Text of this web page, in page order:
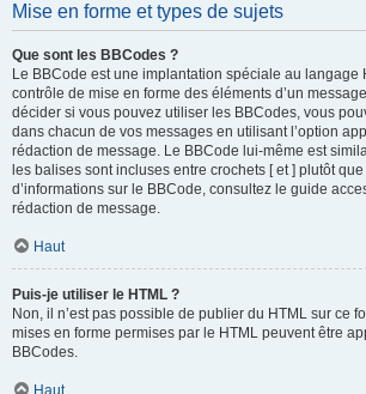
Mise en forme et types de sujets
Que sont les BBCodes ?
Le BBCode est une implantation spéciale au langage
contrôle de mise en forme des éléments d’un
décider si vous pouvez utiliser les BBCodes, vous
dans chacun de vos messages en utilisant l’option
rédaction de message. Le BBCode lui-même est
les balises sont incluses entre crochets [ et ] plutôt
d’informations sur le BBCode, consultez le guide
rédaction de message.
Haut
Puis-je utiliser le HTML ?
Non, il n’est pas possible de publier du HTML sur ce
mises en forme permises par le HTML peuvent être
BBCodes.
Haut